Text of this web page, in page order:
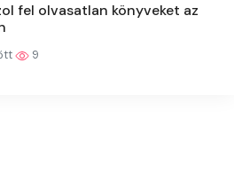
fel olvasatlan könyveket az
9